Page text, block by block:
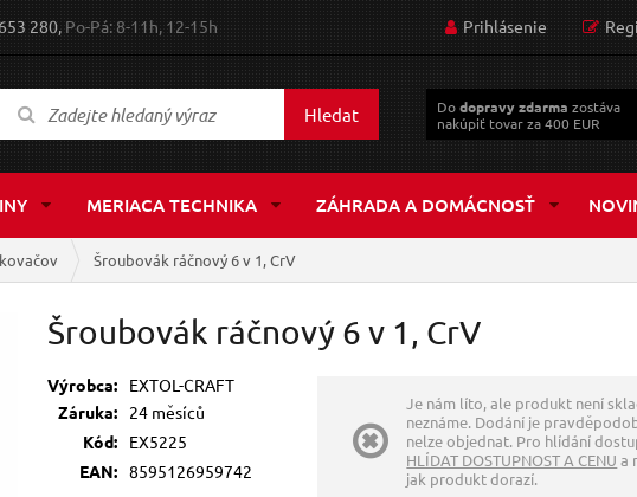
280, Po-Pá: 8-11h, 12-15h Prihlásenie
Hledat Dodopravy zdarma zostáva
nakúpiť tovar za 400 EUR
MERIACA TECHNIKA ZÁHRADA A DOMÁCNOSŤ
Šroubovák ráčnový 6 v 1, CrV
Šroubovák ráčnový 6 v 1, CrV
Výrobca:
EXTOL-CRAFT
Záruka:
24 měsíců
Kód:
EX5225
EAN: 8595126959742
Je nám líto, ale produkt není
neznáme. Dodání je
nelze objednat. Pro hlídání
HLÍDAT DOSTUPNOST A CENU a
jak produkt dorazí.